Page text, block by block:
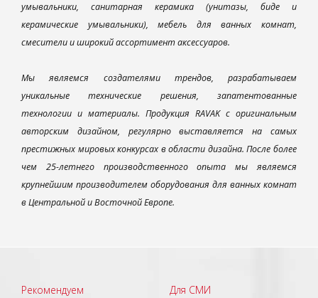
умывальники, санитарная керамика (унитазы, биде и
керамические умывальники), мебель для ванных комнат,
смесители и широкий ассортимент аксессуаров.
Мы являемся создателями трендов, разрабатываем
уникальные технические решения, запатентованные
технологии и материалы. Продукция RAVAK с оригинальным
авторским дизайном, регулярно выставляется на самых
престижных мировых конкурсах в области дизайна. После более
чем 25-летнего производственного опыта мы являемся
крупнейшим производителем оборудования для ванных комнат
в Центральной и Восточной Европе.
Рекомендуем Для СМИ